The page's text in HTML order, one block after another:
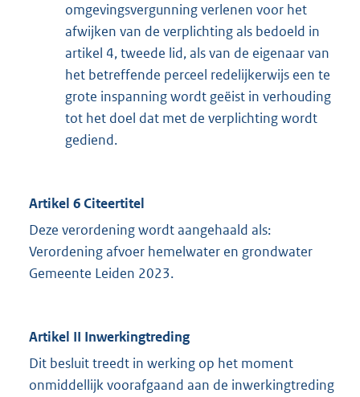
omgevingsvergunning verlenen voor het
afwijken van de verplichting als bedoeld in
artikel 4, tweede lid, als van de eigenaar van
het betreffende perceel redelijkerwijs een te
grote inspanning wordt geëist in verhouding
tot het doel dat met de verplichting wordt
gediend.
Artikel 6 Citeertitel
Deze verordening wordt aangehaald als:
Verordening afvoer hemelwater en grondwater
Gemeente Leiden 2023.
Artikel II Inwerkingtreding
Dit besluit treedt in werking op het moment
onmiddellijk voorafgaand aan de inwerkingtreding